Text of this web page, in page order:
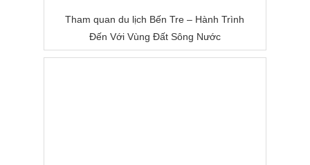
Tham quan du lịch Bến Tre – Hành Trình
Đến Với Vùng Đất Sông Nước